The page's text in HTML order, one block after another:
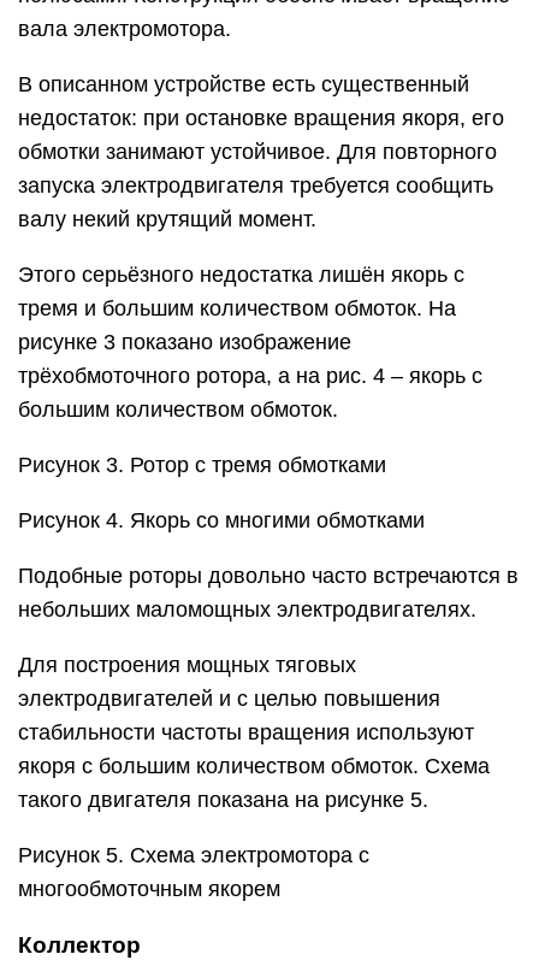
вала электромотора.
В описанном устройстве есть существенный
недостаток: при остановке вращения якоря, его
обмотки занимают устойчивое. Для повторного
запуска электродвигателя требуется сообщить
валу некий крутящий момент.
Этого серьёзного недостатка лишён якорь с
тремя и большим количеством обмоток. На
рисунке 3 показано изображение
трёхобмоточного ротора, а на рис. 4 – якорь с
большим количеством обмоток.
Рисунок 3. Ротор с тремя обмотками
Рисунок 4. Якорь со многими обмотками
Подобные роторы довольно часто встречаются в
небольших маломощных электродвигателях.
Для построения мощных тяговых
электродвигателей и с целью повышения
стабильности частоты вращения используют
якоря с большим количеством обмоток. Схема
такого двигателя показана на рисунке 5.
Рисунок 5. Схема электромотора с
многообмоточным якорем
Коллектор